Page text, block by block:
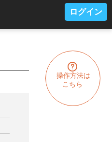
操作方法は
こちら
ログイン